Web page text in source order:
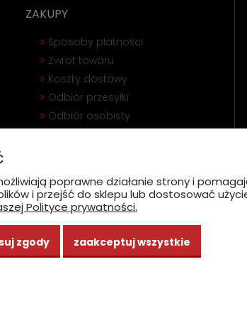
ZAKUPY
Sposoby płatności
Zwrot towaru
Koszty dostawy
Odbiór przesyłki
Odbiór osobisty
poprawne działanie strony i
i przejść do sklepu lub dostosować
Polityce prywatności.
zgody zaakceptuj wszystkie